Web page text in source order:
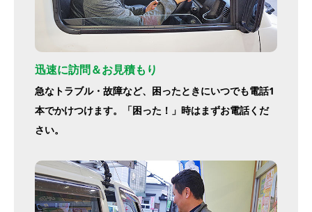
迅速に訪問＆お見積もり
急なトラブル・故障など、困ったときにいつでも電話1
本でかけつけます。「困った！」時はまずお電話くだ
さい。